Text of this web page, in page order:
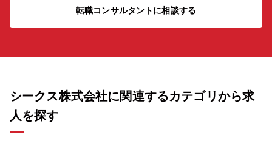
転職コンサルタントに相談する
シークス株式会社に関連するカテゴリから求
人を探す